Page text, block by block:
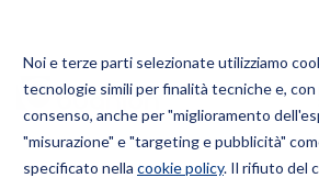
Noi e terze parti selezionate utilizziamo
tecnologie simili per finalità tecniche e, con
consenso, anche per "miglioramento
"misurazione" e "targeting e pubblicità"
specificato nella cookie policy. Il rifiuto del
Bugnion